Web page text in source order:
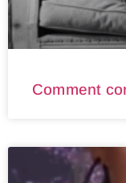
Comment